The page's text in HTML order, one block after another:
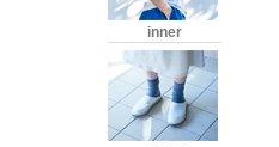
inner